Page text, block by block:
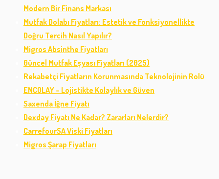
Modern Bir Finans Markası
Mutfak Dolabı Fiyatları: Estetik ve Fonksiyonellikte
Doğru Tercih Nasıl Yapılır?
Migros Absinthe Fiyatları
Güncel Mutfak Eşyası Fiyatları (2025)
Rekabetçi Fiyatların Korunmasında Teknolojinin Rolü
ENCOLAY – Lojistikte Kolaylık ve Güven
Saxenda İğne Fiyatı
Dexday Fiyatı Ne Kadar? Zararları Nelerdir?
CarrefourSA Viski Fiyatları
Migros Şarap Fiyatları